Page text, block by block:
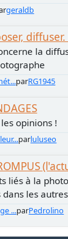
geraldb
la
parRG1945
opinions !
parluluseo
liés à la
les
...parPedrolino